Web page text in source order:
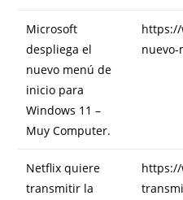
Microsoft
despliega el
nuevo menú de
inicio para
Windows 11 –
Muy Computer.
Netflix quiere
transmitir la